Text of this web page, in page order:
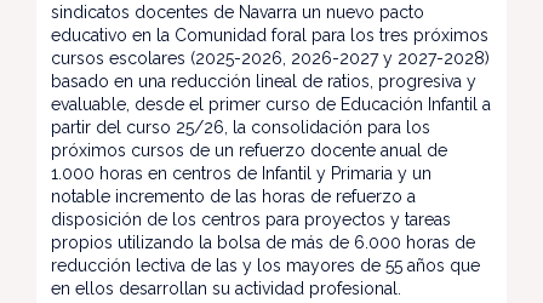
sindicatos docentes de Navarra un nuevo pacto
educativo en la Comunidad foral para los tres próximos
cursos escolares (2025-2026, 2026-2027 y 2027-2028)
basado en una reducción lineal de ratios, progresiva y
evaluable, desde el primer curso de Educación Infantil a
partir del curso 25/26, la consolidación para los
próximos cursos de un refuerzo docente anual de
1.000 horas en centros de Infantil y Primaria y un
notable incremento de las horas de refuerzo a
disposición de los centros para proyectos y tareas
propios utilizando la bolsa de más de 6.000 horas de
reducción lectiva de las y los mayores de 55 años que
en ellos desarrollan su actividad profesional.